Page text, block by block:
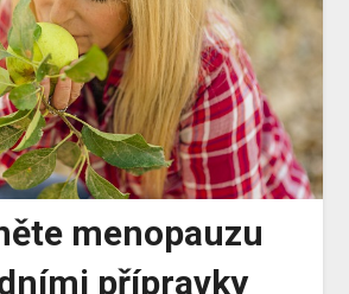
menopauzu
přípravky